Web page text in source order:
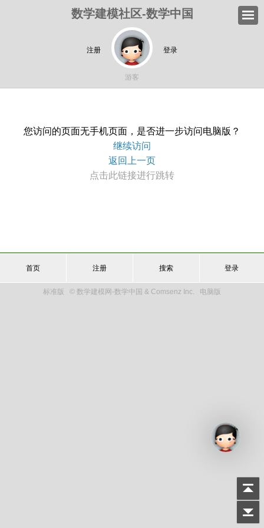
数学建模社区-数学中国
注册 登录
游客
您访问的页面无手机页面，是否进一步访问电脑版？
继续访问
返回上一页
点击此链接进行跳转
首页 注册 搜索 登录
标准版 © 数学建模网-数学中国 & Comsenz Inc. 电脑版